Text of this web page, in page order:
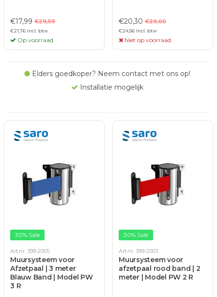
€17,99 €29,59
€21,76 Incl. btw
Op voorraad
€20,30 €29,00
€24,56 Incl. btw
Niet op voorraad
Elders goedkoper? Neem contact met ons op!
Installatie mogelijk
30% Sale
Art.nr. 399-2005
Muursysteem voor
Afzetpaal | 3 meter
Blauw Band | Model PW
3 R
30% Sale
Art.nr. 399-2003
Muursysteem voor
afzetpaal rood band | 2
meter | Model PW 2 R